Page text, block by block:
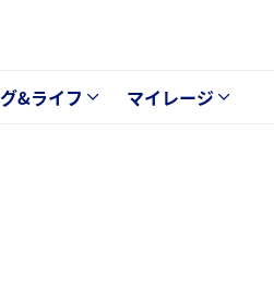
&ライフ マイレージ